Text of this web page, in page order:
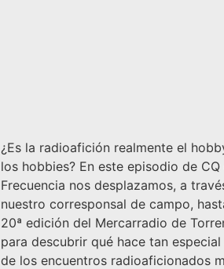
¿Es la radioafición realmente el
los hobbies? En este episodio de CQ
Frecuencia nos desplazamos, a
nuestro corresponsal de campo,
20ª edición del Mercarradio de
para descubrir qué hace tan especial
de los encuentros radioaficionados